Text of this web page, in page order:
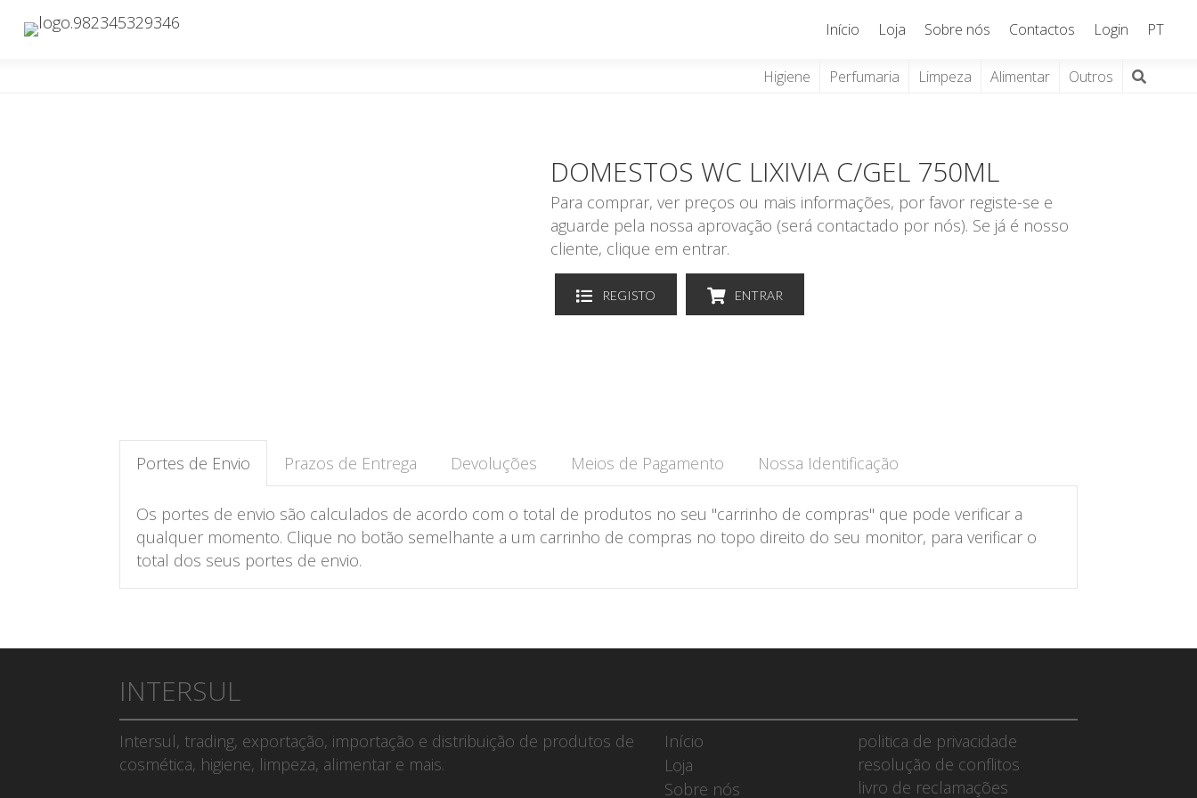
Início Loja Sobre nós Contactos Login PT
Higiene Perfumaria Limpeza Alimentar Outros
DOMESTOS WC LIXIVIA C/GEL 750ML
Para comprar, ver preços ou mais informações, por favor registe-se e
aguarde pela nossa aprovação (será contactado por nós). Se já é nosso
cliente, clique em entrar.
REGISTO ENTRAR
Portes de Envio Prazos de Entrega Devoluções Meios de Pagamento Nossa Identificação
Os portes de envio são calculados de acordo com o total de produtos no seu "carrinho de compras" que pode verificar a
qualquer momento. Clique no botão semelhante a um carrinho de compras no topo direito do seu monitor, para verificar o
total dos seus portes de envio.
INTERSUL
Intersul, trading, exportação, importação e distribuição de produtos de
cosmética, higiene, limpeza, alimentar e mais.
Início
Loja
Sobre nós
politica de privacidade
resolução de conflitos
livro de reclamações